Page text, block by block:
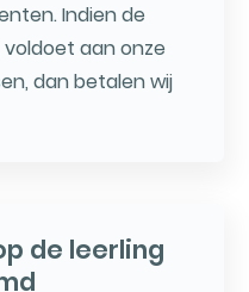
Indien de
aan onze
dan betalen wij
de leerling